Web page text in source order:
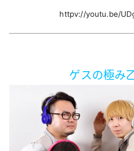
httpv://youtu.be/
ゲスの極み